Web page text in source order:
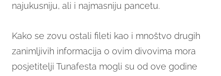
najukusniju, ali i najmasniju pancetu.
Kako se zovu ostali fileti kao i mnoštvo drugih
zanimljivih informacija o ovim divovima mora
posjetitelji Tunafesta mogli su od ove godine